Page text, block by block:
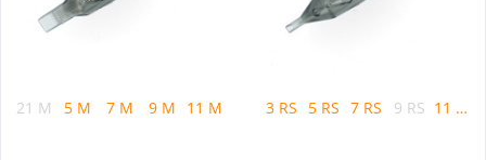
21 M 5 M 7 M 9 M 11 M 15 M 17 M 19 M 23 M
3 RS 5 RS 7 RS 9 RS 11 RS